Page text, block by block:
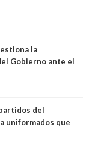
la
Gobierno ante el
la alternancia en el
del
uniformados que